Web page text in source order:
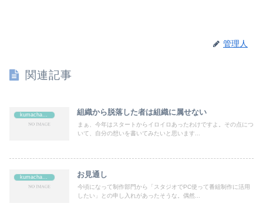
管理人
関連記事
kumachan's 組織から脱落した者は組織に属せない
まぁ、今年はスタートからイロイロあったわけですよ。その点につ
いて、自分の想いを書いてみたいと思います...
お見通し
今頃になって制作部門から「スタジオでPC使って番組制作に活用
したい」との申し入れがあったそうな。偶然...